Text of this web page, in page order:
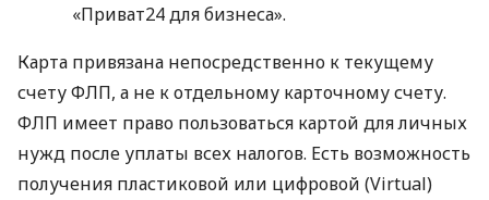
«Приват24 для бизнеса».
Карта привязана непосредственно к текущему
счету ФЛП, а не к отдельному карточному счету.
ФЛП имеет право пользоваться картой для личных
нужд после уплаты всех налогов. Есть возможность
получения пластиковой или цифровой (Virtual)